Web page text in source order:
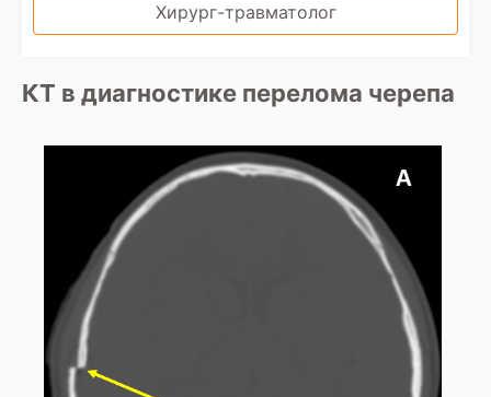
Хирург-травматолог
КТ в диагностике перелома черепа